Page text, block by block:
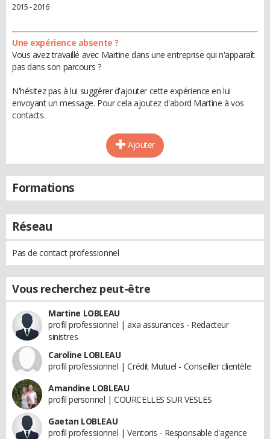
2015 - 2016
Une expérience absente ?
Vous avez travaillé avec Martine dans une entreprise qui n'apparaît
pas dans son parcours ?
N'hésitez pas à lui suggérer d'ajouter cette expérience en lui
envoyant un message. Pour cela ajoutez d'abord Martine à vos
contacts.
Ajouter
Formations
Réseau
Pas de contact professionnel
Vous recherchez peut-être
Martine LOBLEAU
profil professionnel | axa assurances - Redacteur
sinistres
Caroline LOBLEAU
profil professionnel | Crédit Mutuel - Conseiller clientèle
Amandine LOBLEAU
profil personnel | COURCELLES SUR VESLES
Gaetan LOBLEAU
profil professionnel | Ventoris - Responsable d'agence